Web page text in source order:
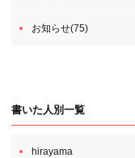
お知らせ(75)
書いた人別一覧
hirayama